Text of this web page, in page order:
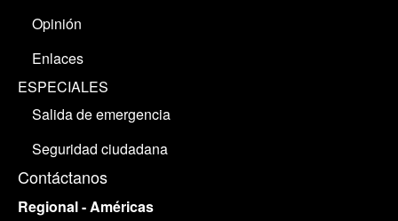
Opinión
Enlaces
ESPECIALES
Salida de emergencia
Seguridad ciudadana
Contáctanos
Regional - Américas